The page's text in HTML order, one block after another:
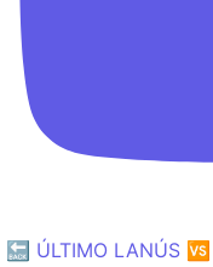
🔙 ÚLTIMO LANÚS 🆚